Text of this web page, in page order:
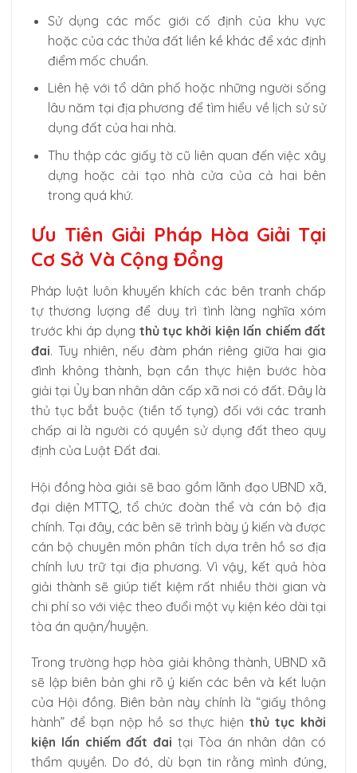
Sử dụng các mốc giới cố định của khu vực
hoặc của các thửa đất liền kề khác để xác định
điểm mốc chuẩn.
Liên hệ với tổ dân phố hoặc những người sống
lâu năm tại địa phương để tìm hiểu về lịch sử sử
dụng đất của hai nhà.
Thu thập các giấy tờ cũ liên quan đến việc xây
dựng hoặc cải tạo nhà cửa của cả hai bên
trong quá khứ.
Ưu Tiên Giải Pháp Hòa Giải Tại
Cơ Sở Và Cộng Đồng
Pháp luật luôn khuyến khích các bên tranh chấp
tự thương lượng để duy trì tình làng nghĩa xóm
trước khi áp dụng thủ tục khởi kiện lấn chiếm đất
đai. Tuy nhiên, nếu đàm phán riêng giữa hai gia
đình không thành, bạn cần thực hiện bước hòa
giải tại Ủy ban nhân dân cấp xã nơi có đất. Đây là
thủ tục bắt buộc (tiền tố tụng) đối với các tranh
chấp ai là người có quyền sử dụng đất theo quy
định của Luật Đất đai.
Hội đồng hòa giải sẽ bao gồm lãnh đạo UBND xã,
đại diện MTTQ, tổ chức đoàn thể và cán bộ địa
chính. Tại đây, các bên sẽ trình bày ý kiến và được
cán bộ chuyên môn phân tích dựa trên hồ sơ địa
chính lưu trữ tại địa phương. Vì vậy, kết quả hòa
giải thành sẽ giúp tiết kiệm rất nhiều thời gian và
chi phí so với việc theo đuổi một vụ kiện kéo dài tại
tòa án quận/huyện.
Trong trường hợp hòa giải không thành, UBND xã
sẽ lập biên bản ghi rõ ý kiến các bên và kết luận
của Hội đồng. Biên bản này chính là “giấy thông
hành” để bạn nộp hồ sơ thực hiệnthủ tục khởi
kiện lấn chiếm đất đai tại Tòa án nhân dân có
thẩm quyền. Do đó, dù bạn tin rằng mình đúng,